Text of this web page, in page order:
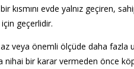
kısmını evde yalnız geçiren,
geçerlidir.
veya önemli ölçüde daha fazla
bir karar vermeden önce